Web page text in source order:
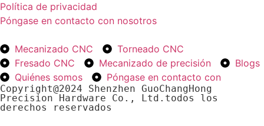
Política de privacidad
Póngase en contacto con nosotros
Mecanizado CNC
Torneado CNC
Fresado CNC
Mecanizado de precisión
Blogs
Quiénes somos
Póngase en contacto con
Copyright@2024 Shenzhen GuoChangHong
Precision Hardware Co., Ltd.todos los
derechos reservados